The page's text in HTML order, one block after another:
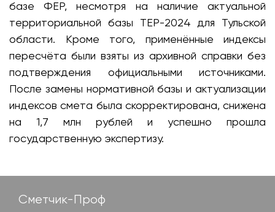
базе ФЕР, несмотря на наличие актуальной
территориальной базы ТЕР-2024 для Тульской
области. Кроме того, применённые индексы
пересчёта были взяты из архивной справки без
подтверждения официальными источниками.
После замены нормативной базы и актуализации
индексов смета была скорректирована, снижена
на 1,7 млн рублей и успешно прошла
государственную экспертизу.
Сметчик-Проф